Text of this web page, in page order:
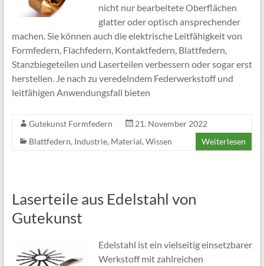
nicht nur bearbeitete Oberflächen
glatter oder optisch ansprechender
machen. Sie können auch die elektrische Leitfähigkeit von
Formfedern, Flachfedern, Kontaktfedern, Blattfedern,
Stanzbiegeteilen und Laserteilen verbessern oder sogar erst
herstellen. Je nach zu veredelndem Federwerkstoff und
leitfähigen Anwendungsfall bieten
Gutekunst Formfedern
21. November 2022
Blattfedern, Industrie, Material, Wissen Weiterlesen
Laserteile aus Edelstahl von
Gutekunst
Edelstahl ist ein vielseitig einsetzbarer
Werkstoff mit zahlreichen